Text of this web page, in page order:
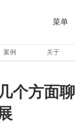
菜单
案例 关于
个方面聊